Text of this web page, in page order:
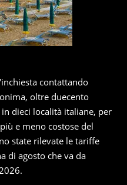
contattando
oltre duecento
dieci località italiane, per
più e meno costose del
state rilevate le tariffe
di agosto che va da